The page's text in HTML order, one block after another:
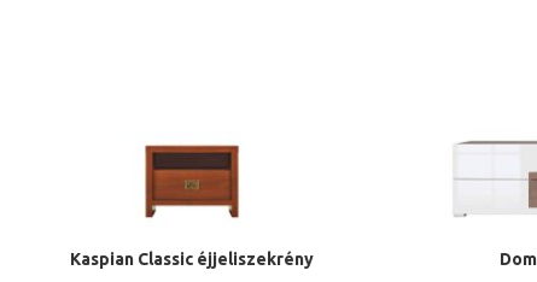
Kaspian Classic éjjeliszekrény